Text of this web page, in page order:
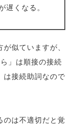
くなる。
似ていますが、
」は順接の接続
は接続助詞なので
のは不適切だと覚